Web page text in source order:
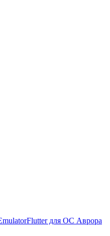
Flutter для ОС Аврора